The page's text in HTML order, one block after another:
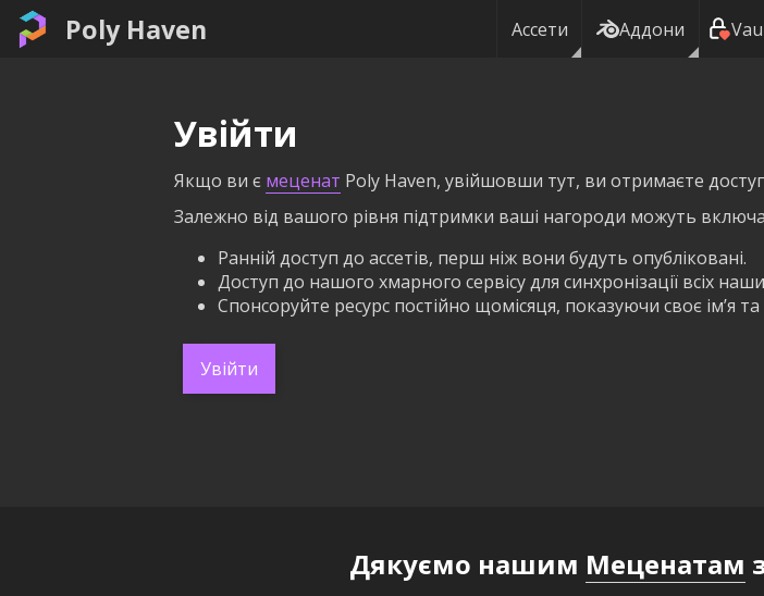
Poly Haven Ассети Аддони
Увійти
Якщо ви є меценат Poly Haven, увійшовши тут, ви отримаєте
Залежно від вашого рівня підтримки ваші нагороди можуть
Ранній доступ до ассетів, перш ніж вони будуть опубліковані.
Доступ до нашого хмарного сервісу для синхронізації всіх
Спонсоруйте ресурс постійно щомісяця, показуючи своє ім’я
Увійти
Дякуємо нашим Меценатам